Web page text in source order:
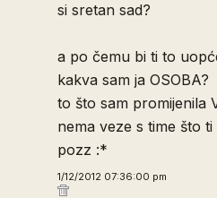
si sretan sad?
a po čemu bi ti to
kakva sam ja OSOBA?
to što sam promijenila
nema veze s time što
pozz :*
1/12/2012 07:36:00 pm